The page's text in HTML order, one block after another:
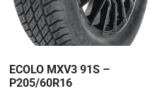
ECOLO MXV3 91S –
P205/60R16